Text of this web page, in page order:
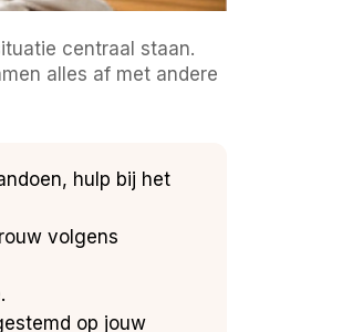
centraal staan.
alles af met andere
hulp bij het
volgens
op jouw